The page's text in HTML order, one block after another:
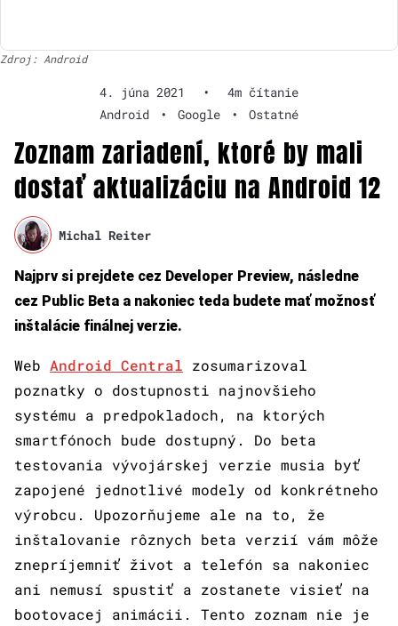
Zdroj: Android
4. júna 2021 •
4m čítanie
Android
• Google • Ostatné
Zoznam zariadení, ktoré by mali
dostať aktualizáciu na Android 12
Michal Reiter
Najprv si prejdete cez Developer Preview, následne
cez Public Beta a nakoniec teda budete mať možnosť
inštalácie finálnej verzie.
Web Android Central zosumarizoval
poznatky o dostupnosti najnovšieho
systému a predpokladoch, na ktorých
smartfónoch bude dostupný. Do beta
testovania vývojárskej verzie musia byť
zapojené jednotlivé modely od konkrétneho
výrobcu. Upozorňujeme ale na to, že
inštalovanie rôznych beta verzií vám môže
znepríjemniť život a telefón sa nakoniec
ani nemusí spustiť a zostanete visieť na
bootovacej animácii. Tento zoznam nie je